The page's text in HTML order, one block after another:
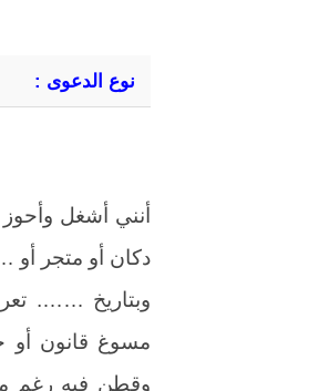
نوع الدعوى :
أنني أشغل
دكان أو متجر أو
وبتاريخ …….
مسوغ قانون
وقطن فيه رغم